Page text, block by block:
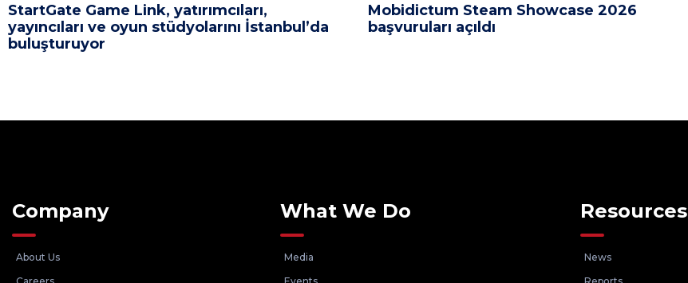
StartGate Game Link, yatırımcıları,
yayıncıları ve oyun stüdyolarını İstanbul’da
buluşturuyor
Mobidictum Steam Showcase 2026
başvuruları açıldı
Company
About Us
What We Do
Media
Resources
News